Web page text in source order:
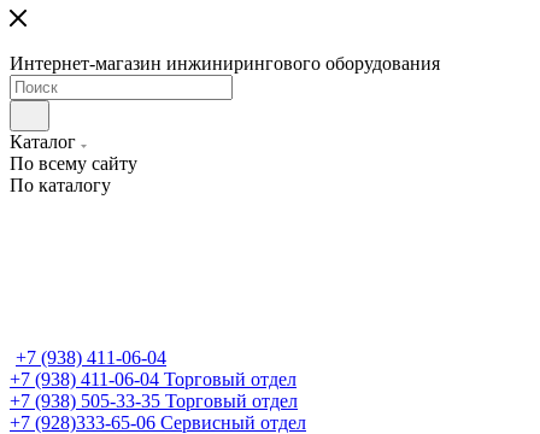
Интернет-магазин инжинирингового оборудования
Каталог
По всему сайту
По каталогу
+7 (938) 411-06-04
+7 (938) 411-06-04 Торговый отдел
+7 (938) 505-33-35 Торговый отдел
+7 (928)333-65-06 Сервисный отдел